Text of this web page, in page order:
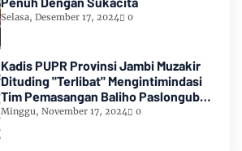
Selasa, Desember 17, 2024 0
Kadis PUPR Provinsi Jambi Muzakir
Dituding "Terlibat" Mengintimindasi
Tim Pemasangan Baliho Paslongub
Romi-Sudirman
Minggu, November 17, 2024 0